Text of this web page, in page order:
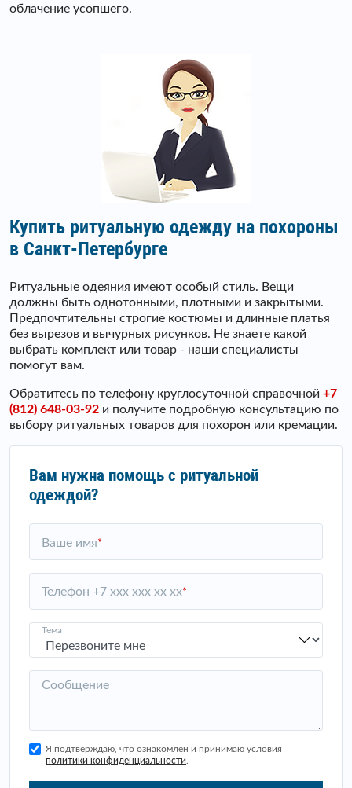
облачение усопшего.
Купить ритуальную одежду на похороны
в Санкт-Петербурге
Ритуальные одеяния имеют особый стиль. Вещи
должны быть однотонными, плотными и закрытыми.
Предпочтительны строгие костюмы и длинные платья
без вырезов и вычурных рисунков. Не знаете какой
выбрать комплект или товар - наши специалисты
помогут вам.
Обратитесь по телефону круглосуточной справочной +7
(812) 648-03-92 и получите подробную консультацию по
выбору ритуальных товаров для похорон или кремации.
Вам нужна помощь с ритуальной
одеждой?
Ваше имя*
Телефон +7 xxx xxx xx xx*
Тема
Сообщение
Я подтверждаю, что ознакомлен и принимаю условия
политики конфиденциальности